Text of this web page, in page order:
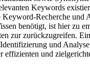
Keywords
Recherche und
benötigt, ist hier zu
zur zurückzugreifen.
und
effizienten und